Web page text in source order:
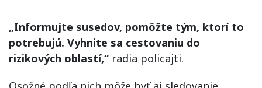
„Informujte susedov, pomôžte tým, ktorí to
potrebujú. Vyhnite sa cestovaniu do
rizikových oblastí,“ radia policajti.